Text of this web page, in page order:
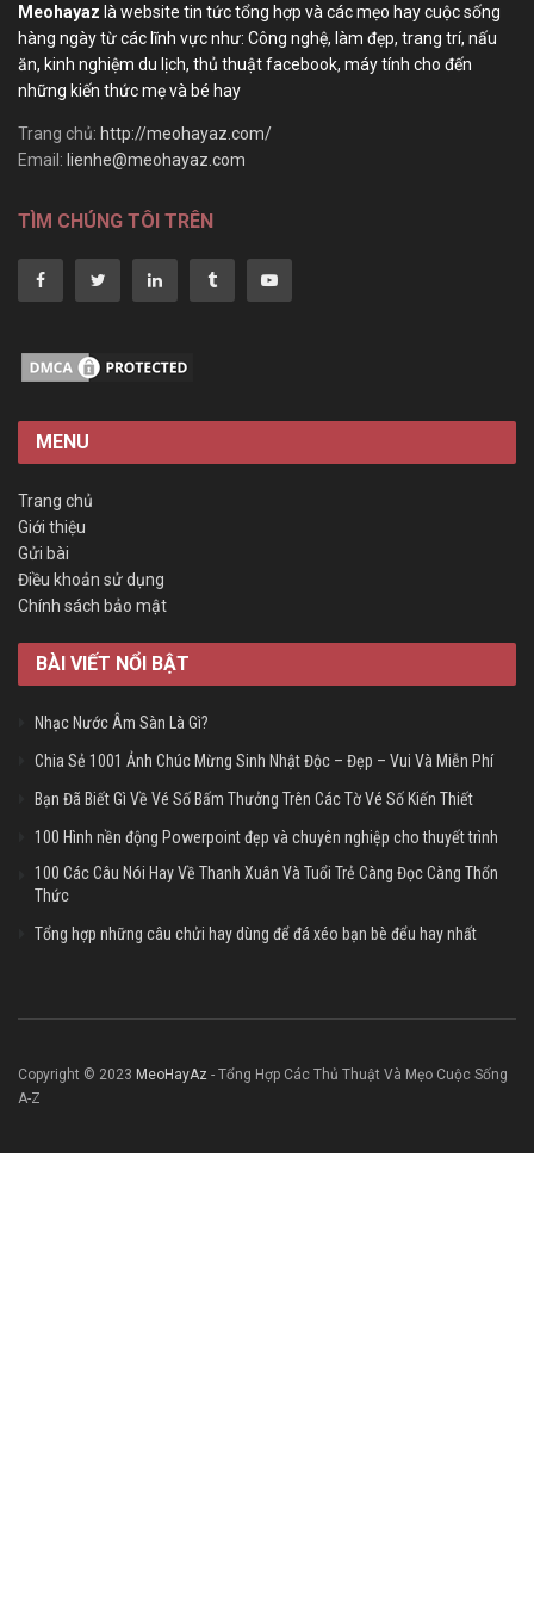
Meohayaz là website tin tức tổng hợp và các mẹo hay cuộc sống
hàng ngày từ các lĩnh vực như: Công nghệ, làm đẹp, trang trí, nấu
ăn, kinh nghiệm du lịch, thủ thuật facebook, máy tính cho đến
những kiến thức mẹ và bé hay
Trang chủ: http://meohayaz.com/
Email: lienhe@meohayaz.com
TÌM CHÚNG TÔI TRÊN
MENU
Trang chủ
Giới thiệu
Gửi bài
Điều khoản sử dụng
Chính sách bảo mật
BÀI VIẾT NỔI BẬT
Nhạc Nước Âm Sàn Là Gì?
Chia Sẻ 1001 Ảnh Chúc Mừng Sinh Nhật Độc – Đẹp – Vui Và Miễn Phí
Bạn Đã Biết Gì Về Vé Số Bấm Thưởng Trên Các Tờ Vé Số Kiến Thiết
100 Hình nền động Powerpoint đẹp và chuyên nghiệp cho thuyết trình
100 Các Câu Nói Hay Về Thanh Xuân Và Tuổi Trẻ Càng Đọc Càng Thổn
Thức
Tổng hợp những câu chửi hay dùng để đá xéo bạn bè đểu hay nhất
Copyright © 2023 MeoHayAz - Tổng Hợp Các Thủ Thuật Và Mẹo Cuộc Sống
A-Z